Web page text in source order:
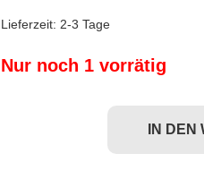
Lieferzeit: 2-3 Tage
Nur noch 1 vorrätig
Mighty Jaxx Kandy Sanrio
IN